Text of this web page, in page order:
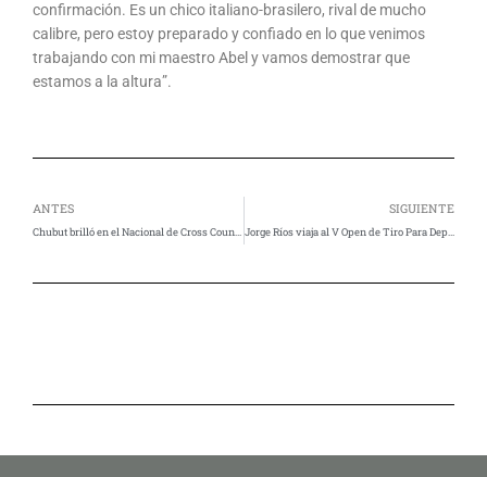
confirmación. Es un chico italiano-brasilero, rival de mucho
calibre, pero estoy preparado y confiado en lo que venimos
trabajando con mi maestro Abel y vamos demostrar que
estamos a la altura”.
Ant
ANTES
Chubut brilló en el Nacional de Cross Country con tres títulos argentinos y cinco podios
SIGUIENTE
Jorge Ríos viaja al V Open de Tiro Para Deportivo que se realizará en Arequipa, Perú